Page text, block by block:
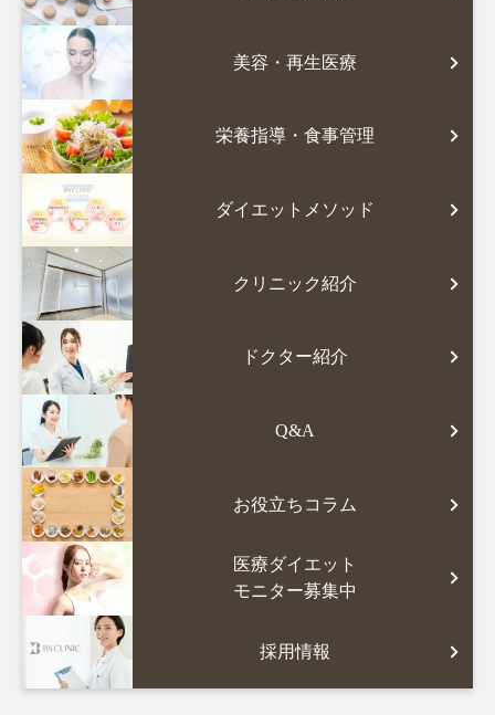
美容・再生医療
栄養指導・食事管理
ダイエットメソッド
クリニック紹介
ドクター紹介
Q&A
お役立ちコラム
医療ダイエット
モニター募集中
採用情報